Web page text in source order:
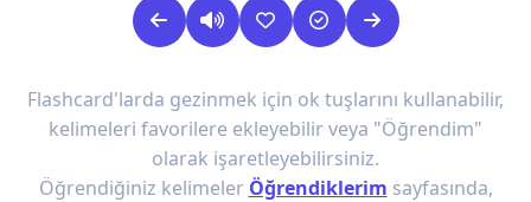
Flashcard'larda gezinmek için ok tuşlarını kullanabilir,
kelimeleri favorilere ekleyebilir veya "Öğrendim"
olarak işaretleyebilirsiniz.
Öğrendiğiniz kelimeler Öğrendiklerim sayfasında,